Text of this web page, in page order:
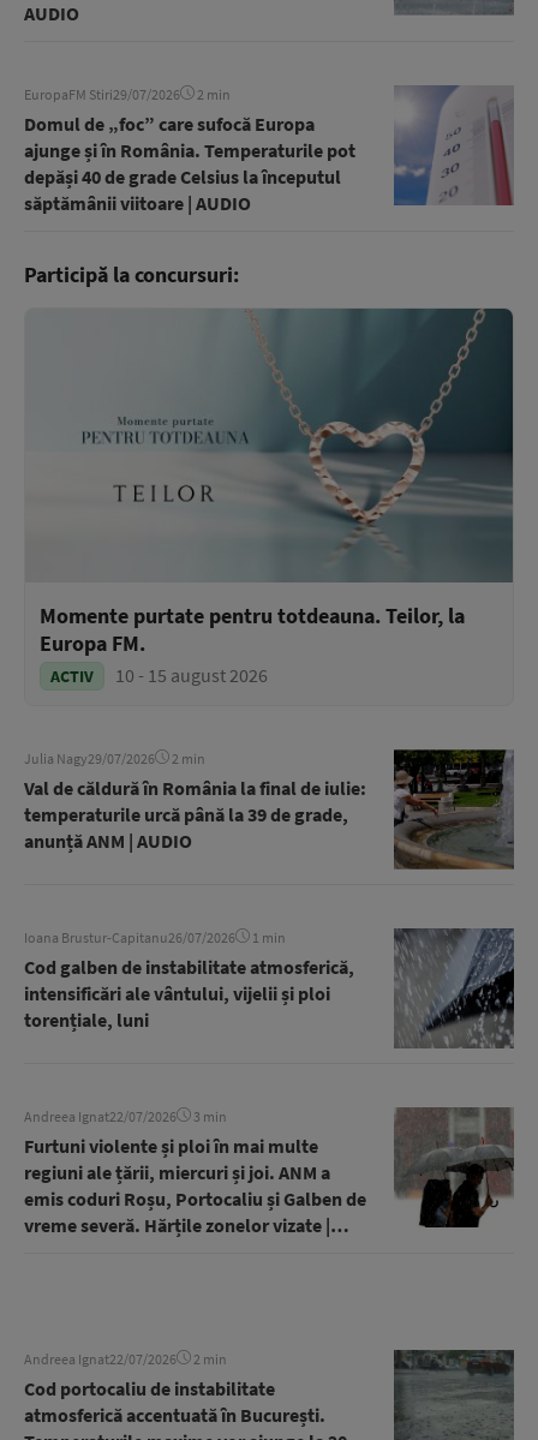
AUDIO
EuropaFM Stiri29/07/2026 2 min
Domul de „foc” care sufocă Europa
ajunge și în România. Temperaturile pot
depăși 40 de grade Celsius la începutul
săptămânii viitoare | AUDIO
Participă la concursuri:
Momente purtate pentru totdeauna. Teilor, la
Europa FM.
ACTIV 10 - 15 august 2026
Julia Nagy29/07/2026 2 min
Val de căldură în România la final de iulie:
temperaturile urcă până la 39 de grade,
anunță ANM | AUDIO
Ioana Brustur-Capitanu26/07/2026 1 min
Cod galben de instabilitate atmosferică,
intensificări ale vântului, vijelii și ploi
torențiale, luni
Andreea Ignat22/07/2026 3 min
Furtuni violente și ploi în mai multe
regiuni ale țării, miercuri și joi. ANM a
emis coduri Roșu, Portocaliu și Galben de
vreme severă. Hărțile zonelor vizate |
Andreea Ignat22/07/2026 2 min
Cod portocaliu de instabilitate
atmosferică accentuată în București.